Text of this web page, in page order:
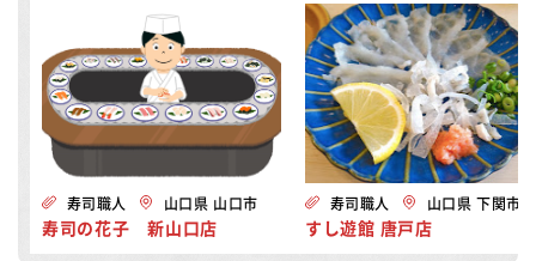
寿司職人 山口県 山口市
寿司の花子 新山口店
寿司職人 山口県 下関市
すし遊館 唐戸店